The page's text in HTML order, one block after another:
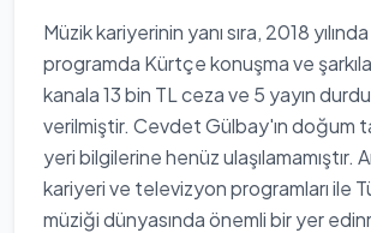
Müzik kariyerinin yanı sıra, 2018
programda Kürtçe konuşma ve
kanala 13 bin TL ceza ve 5 yayın
verilmiştir. Cevdet Gülbay'ın doğum
yeri bilgilerine henüz ulaşılamamıştır.
kariyeri ve televizyon programları ile
müziği dünyasında önemli bir yer